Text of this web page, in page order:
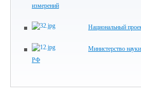
измерений
Национальный
Министерство
РФ